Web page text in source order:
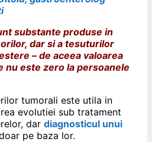
substante produse in
dar si a tesuturilor
– de aceea valoarea
nu este zero la persoanele
tumorali este utila in
evolutiei sub tratament
dar diagnosticul unui
pe baza lor.